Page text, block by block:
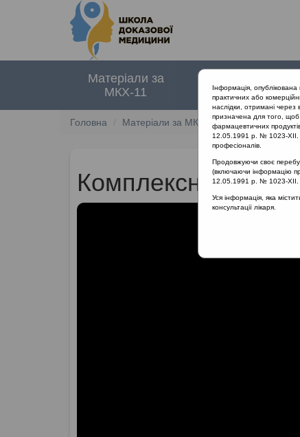
Матеріали за
МКХ-11
документи
Головна Матеріали за МКХ-11 12 Хвороби
Комплексні
Інформація,
практичних або
наслідки, отримані
призначена для того, щоб
фармацевтичних
12.05.1991 р. № 1023-XII.
професіоналів.
Продовжуючи своє
(включаючи інформацію
12.05.1991 р. № 1023-XII.
Уся інформація, яка
консультації лікаря.